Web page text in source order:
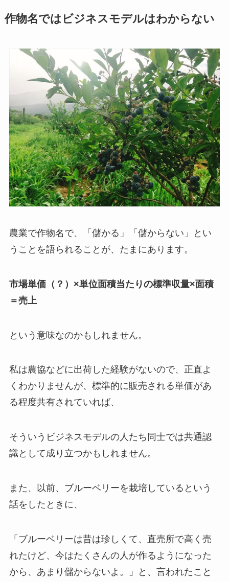
作物名ではビジネスモデルはわからない
農業で作物名で、「儲かる」「儲からない」とい
うことを語られることが、たまにあります。
市場単価（？）×単位面積当たりの標準収量×面積
＝売上
という意味なのかもしれません。
私は農協などに出荷した経験がないので、正直よ
くわかりませんが、標準的に販売される単価があ
る程度共有されていれば、
そういうビジネスモデルの人たち同士では共通認
識として成り立つかもしれません。
また、以前、ブルーベリーを栽培しているという
話をしたときに、
「ブルーベリーは昔は珍しくて、直売所で高く売
れたけど、今はたくさんの人が作るようになった
から、あまり儲からないよ。」と、言われたこと